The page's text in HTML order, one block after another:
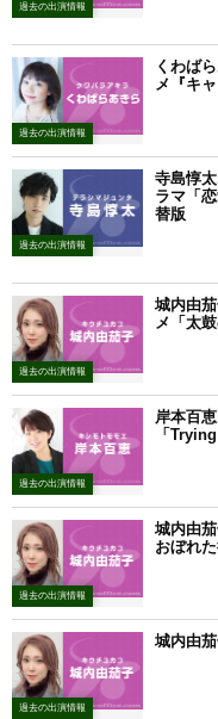
過去の出演情報
過去の出演情報
くわば
メ『キ
過去の出演情報
寺島惇
ラマ「
替版
過去の出演情報
城内由
メ「太鼓
過去の出演情報
岸本百
「
過去の出演情報
城内由
おぼれた
過去の出演情報
城内由